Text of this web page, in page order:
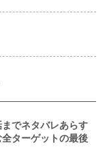
までネタバレあらす
ターゲットの最後